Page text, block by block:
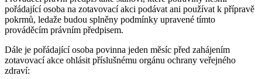
pořádající osoba na zotavovací akci podávat ani používat k přípravě
pokrmů, ledaže budou splněny podmínky upravené tímto
prováděcím právním předpisem.
Dále je pořádající osoba povinna jeden měsíc před zahájením
zotavovací akce ohlásit příslušnému orgánu ochrany veřejného
zdraví: